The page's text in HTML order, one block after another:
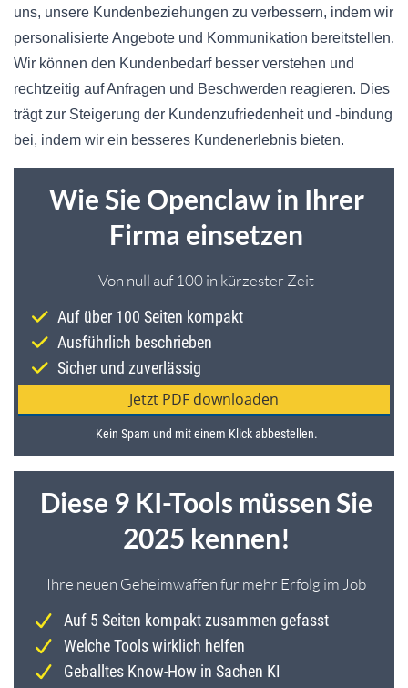
uns, unsere Kundenbeziehungen zu verbessern, indem wir
personalisierte Angebote und Kommunikation bereitstellen.
Wir können den Kundenbedarf besser verstehen und
rechtzeitig auf Anfragen und Beschwerden reagieren. Dies
trägt zur Steigerung der Kundenzufriedenheit und -bindung
bei, indem wir ein besseres Kundenerlebnis bieten.